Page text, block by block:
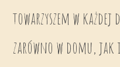
towarzyszem w
zarówno w domu, jak